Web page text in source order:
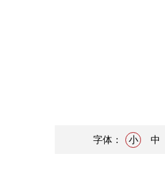
字体： 小 中